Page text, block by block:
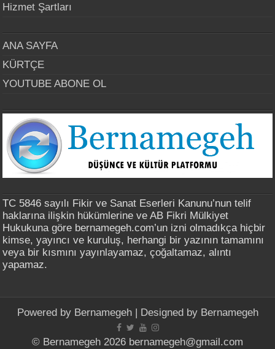
Hizmet Şartları
ANA SAYFA
KÜRTÇE
YOUTUBE ABONE OL
TC 5846 sayılı Fikir ve Sanat Eserleri Kanunu’nun telif
haklarına ilişkin hükümlerine ve AB Fikri Mülkiyet
Hukukuna göre bernamegeh.com’un izni olmadıkça hiçbir
kimse, yayıncı ve kuruluş, herhangi bir yazının tamamını
veya bir kısmını yayınlayamaz, çoğaltamaz, alıntı
yapamaz.
Powered by Bernamegeh| Designed by Bernamegeh
© Bernamegeh 2026 bernamegeh@gmail.com